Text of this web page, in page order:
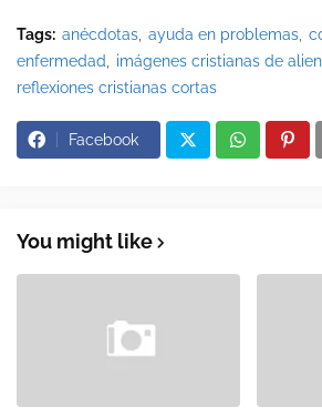
Tags: anécdotas ayuda en problemas
enfermedad
imágenes cristianas de
reflexiones cristianas cortas
Facebook
You might like